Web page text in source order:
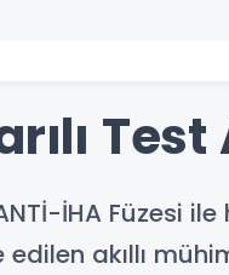
Test
İHA Füzesi
akıllı